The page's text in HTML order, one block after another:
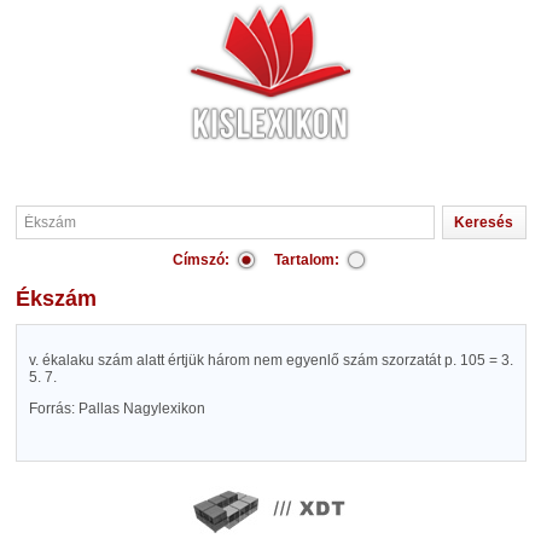
Címszó: Tartalom:
Ékszám
v. ékalaku szám alatt értjük három nem egyenlő szám szorzatát p. 105 = 3.
5. 7.
Forrás: Pallas Nagylexikon